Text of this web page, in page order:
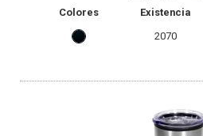
Colores Existencia
2070